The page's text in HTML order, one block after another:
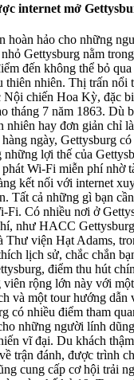
internet mở
hoàn hảo cho những
Gettysburg nằm
đến không thể bỏ
thiên nhiên. Thị trấn nổi
Nội chiến Hoa Kỳ, đặc
tháng 7 năm 1863. Dù
nhiên hay đơn giản chỉ
ngày, Gettysburg
lợi thế của
Wi-Fi miễn phí nhờ
kết nối với internet
Tất cả những gì bạn
Fi. Có nhiều nơi ở
như HACC
Thư viện Hạt Adams,
lịch sử, chắc chắn
điểm thu hút
viên rộng lớn này với
và một tour hướng dẫn
có nhiều điểm tham
những người lính
vĩ đại. Du khách
trận đánh, được trình
cung cấp cơ hội trải